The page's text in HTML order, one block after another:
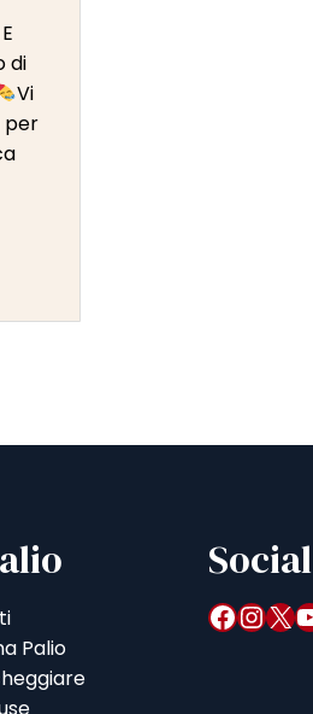
di
Vi
per
Palio
Social
Facebook InstagramX YouTube